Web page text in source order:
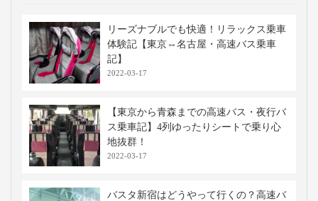
リーズナブルでも快適！リラックス乗車
体験記【東京⇔名古屋・高速バス乗車
記】
2022-03-17
【東京から青森までの高速バス・夜行バ
ス乗車記】4列ゆったりシートで乗り心
地抜群！
2022-03-17
バスタ新宿はどうやって行くの？高速バ